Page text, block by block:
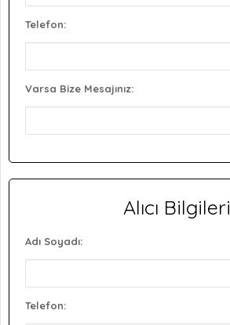
Telefon:
Varsa Bize Mesajınız:
Alıcı Bilgileri
Adı Soyadı:
Telefon: